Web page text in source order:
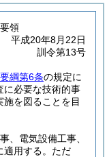
領
平成20年8月22日
訓令第13号
綱第6条の規定に
に必要な技術的事
を図ることを目
、電気設備工事、
用する。 ただ